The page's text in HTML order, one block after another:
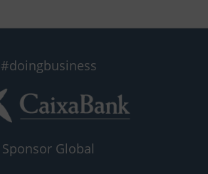
#doingbusiness
Sponsor Global